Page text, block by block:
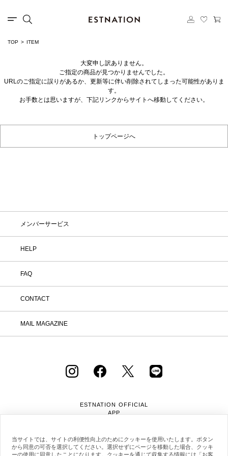
TOP ITEM
大変申し訳ありません。
ご指定の商品が見つかりませんでした。
URLのご指定に誤りがあるか、更新等に伴い削除されてしまった可能性がありま
す。
お手数とは思いますが、下記リンクからサイトへ移動してください。
トップページへ
メンバーサービス
HELP
FAQ
CONTACT
MAIL MAGAZINE
ESTNATION OFFICIAL
APP
当サイトでは、サイトの利便性向上のためにクッキーを使用いたします。ボタン
から同意の可否を選択してください。選択せずにページを移動した場合、クッキ
ーの使用に同意したことになります。クッキーを通じて収集する情報には「お客